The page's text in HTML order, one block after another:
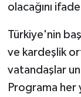
olacağını
Türkiye'nin
ve kardeşlik
vatandaşlar
Programa her